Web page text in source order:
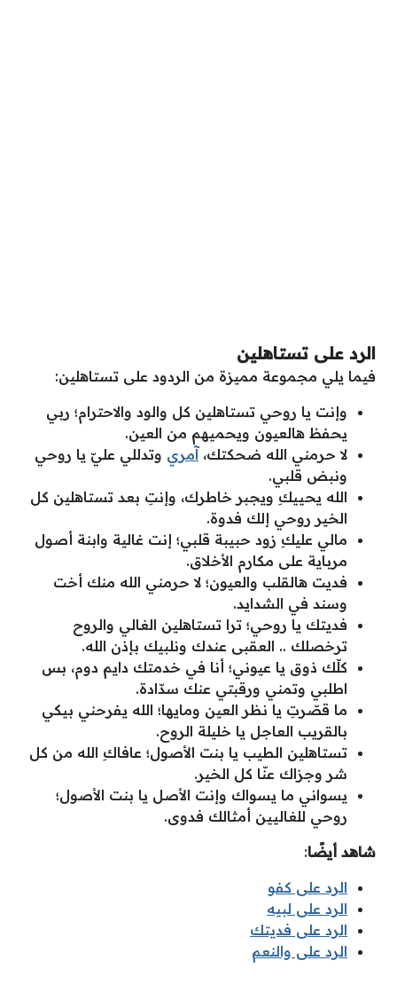
الرد على تستاهلين
فيما يلي مجموعة مميزة من الردود على تستاهلين:
وإنت يا روحي تستاهلين كل والود والاحترام؛ ربي
يحفظ هالعيون ويحميهم من العين.
لا حرمني الله ضحكتك،آمري وتدللي عليّ يا روحي
ونبض قلبي.
الله يحييكِ ويجبر خاطرك، وإنتِ بعد تستاهلين كل
الخير روحي إلك فدوة.
مالي عليكِ زود حبيبة قلبي؛ إنت غالية وابنة أصول
مرباية على مكارم الأخلاق.
فديت هالقلب والعيون؛ لا حرمني الله منك أخت
وسند في الشدايد.
فديتك يا روحي؛ ترا تستاهلين الغالي والروح
ترخصلك .. العقبى عندك ونلبيك بإذن الله.
كلّك ذوق يا عيوني؛ أنا في خدمتك دايم دوم، بس
اطلبي وتمني ورقبتي عنك سدّادة.
ما قصّرتِ يا نظر العين ومايها؛ الله يفرحني بيكي
بالقريب العاجل يا خليلة الروح.
تستاهلين الطيب يا بنت الأصول؛ عافاكِ الله من كل
شر وجزاك عنّا كل الخير.
يسواني ما يسواك وإنت الأصل يا بنت الأصول؛
روحي للغاليين أمثالك فدوى.
شاهد أيضًا:
الرد على كفو
الرد على لبيه
الرد على فديتك
الرد على والنعم